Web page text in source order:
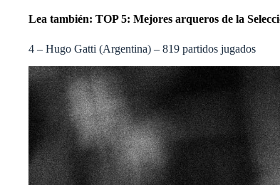
Lea también: TOP 5: Mejores arqueros de la
4 – Hugo Gatti (Argentina) – 819 partidos jugados